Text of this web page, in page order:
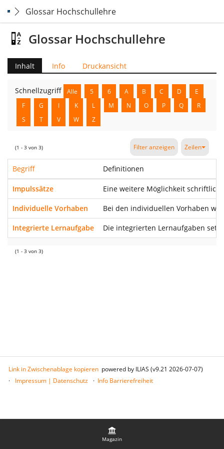
Glossar Hochschullehre
Magazin
Glossar Hochschullehre
Inhalt Info Druckansicht
Schnellzugriff Alle 5 6 A B C D
E
F
G I K L M N O P Q
R
S
T V W Z
(1 - 3 von 3) Filter anzeigen Zeilen
Begriff Definitionen
Impulssätze Eine weitere Möglichkeit
Individuelle Vorhaben Bei den individuellen Vorhaben
Integrierte Lernaufgabe Die integrierten Lernaufgaben
(1 - 3 von 3)
Link in Zwischenablage kopieren powered by ILIAS (v9.21 2026-07-07)
Impressum | Datenschutz
Info Barrierefreiheit